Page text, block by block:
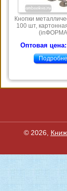
Кнопки
100 шт,
Оптовая
© 2026,